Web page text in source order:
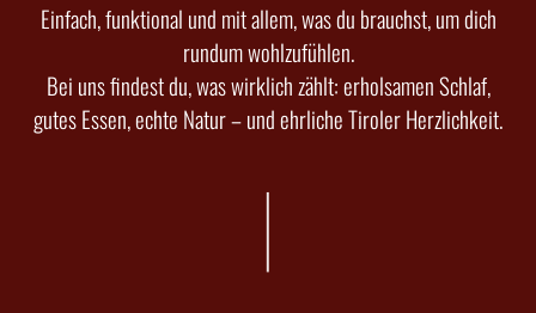
Einfach, funktional und mit allem, was du brauchst, um dich
rundum wohlzufühlen.
Bei uns findest du, was wirklich zählt: erholsamen Schlaf,
gutes Essen, echte Natur – und ehrliche Tiroler Herzlichkeit.